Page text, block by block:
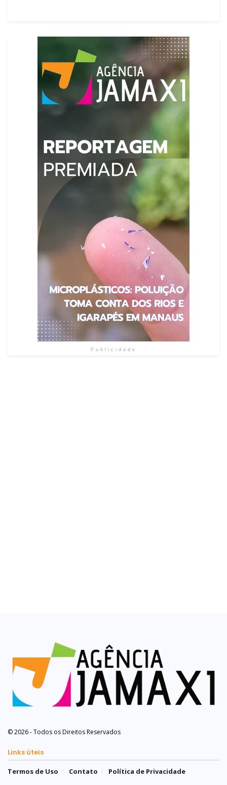
Publicidade
© 2026 - Todos os Direitos Reservados
Links úteis
Termos de Uso Contato Política de Privacidade